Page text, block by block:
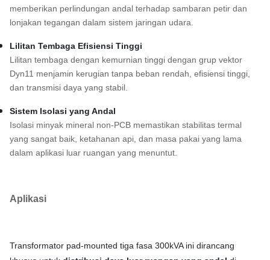
memberikan perlindungan andal terhadap sambaran petir dan
lonjakan tegangan dalam sistem jaringan udara.
Lilitan Tembaga Efisiensi Tinggi
Lilitan tembaga dengan kemurnian tinggi dengan grup vektor
Dyn11 menjamin kerugian tanpa beban rendah, efisiensi tinggi,
dan transmisi daya yang stabil.
Sistem Isolasi yang Andal
Isolasi minyak mineral non-PCB memastikan stabilitas termal
yang sangat baik, ketahanan api, dan masa pakai yang lama
dalam aplikasi luar ruangan yang menuntut.
Aplikasi
Transformator pad-mounted tiga fasa 300kVA ini dirancang